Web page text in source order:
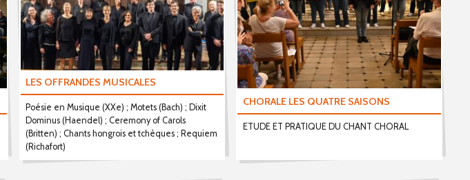
LES OFFRANDES MUSICALES
Poésie en Musique (XXe) ; Motets (Bach) ; Dixit
Dominus (Haendel) ; Ceremony of Carols
(Britten) ; Chants hongrois et tchèques ; Requiem
(Richafort)
CHORALE LES QUATRE SAISONS
ETUDE ET PRATIQUE DU CHANT CHORAL